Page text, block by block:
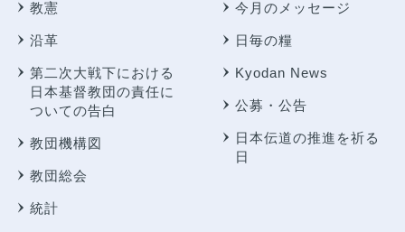
教憲
沿革
第二次大戦下における
日本基督教団の責任に
ついての告白
教団機構図
教団総会
統計
今月のメッセージ
日毎の糧
Kyodan News
公募・公告
日本伝道の推進を祈る
日